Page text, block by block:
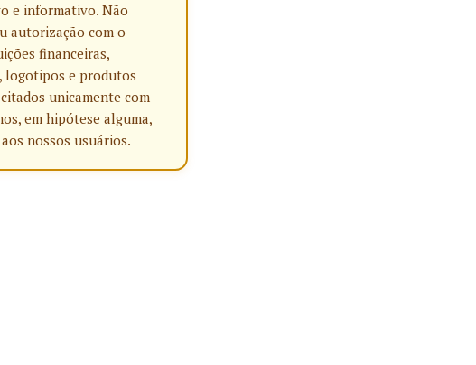
e informativo. Não
autorização com o
financeiras,
logotipos e produtos
unicamente com
em hipótese alguma,
nossos usuários.